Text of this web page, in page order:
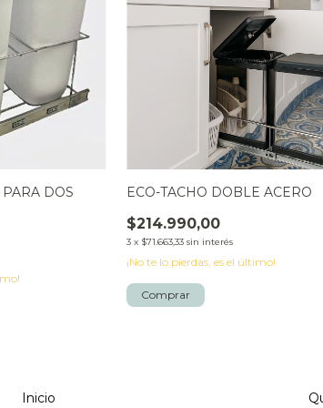
DOS
ECO-TACHO DOBLE ACERO
$214.990,00
3 x $71.663,33 sin interés
¡No te lo pierdas, es el último!
Inicio